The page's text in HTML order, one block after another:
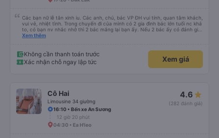
Các bạn nữ lễ tân xinh iu. Các anh, chú, bác VP ĐH vui tính, quan tâm khách,
vui vẻ, nhiệt tình. Trong chuyến đi của mình có 2 gia đình bác lớn tuổi nc khá
to, có bạn nv nhắc nhở thì 2 bác mắng lại bạn ấy. Nếu 2 bác ấy có đánh giá
xấu thì mình ngược lại nha. Bạn ấy nhắc nhở rất đúng. 2 bác nói rất to. To
bạn ấy nha. Nếu bạn ấy bị trừ thì bảo bạn ấy liên hệ sđt của mình, mình hỗ
trợ ạ. Số mình đuôi 666, chuyến ĐH-NT ngày 16/1. À các bạn nữ lễ tân xinh
iu còn đổi cho mình phòng đơn sang đôi xong còn note là (một mình) yêu
Xem thêm
Không cần thanh toán trước
Xác nhận chỗ ngay lập tức
Xem giá
Cô Hai
Limousine 34 giường
4.6
(282 đánh giá)
16:10 • Bến xe An Sương
12 giờ 20 phút
04:30 • Ea H'leo